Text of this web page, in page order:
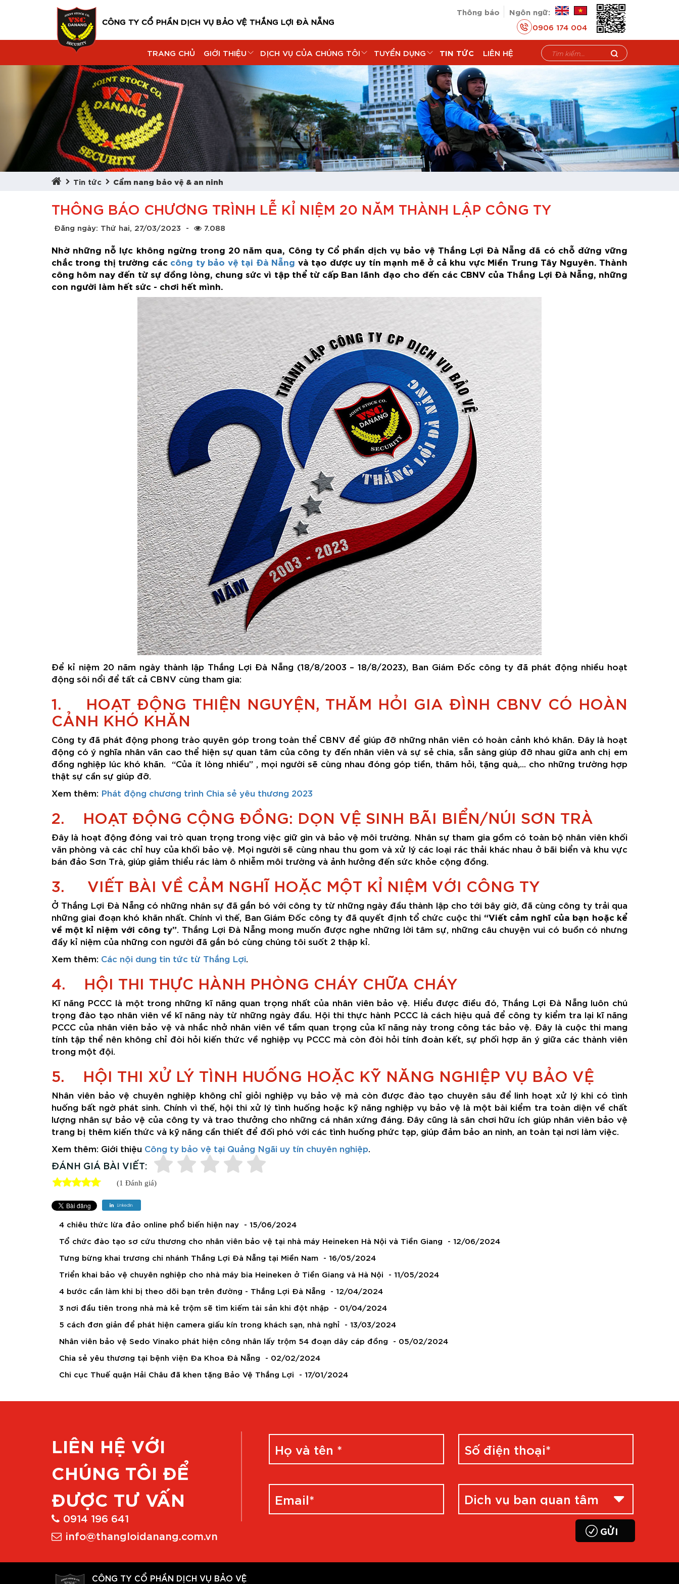
CÔNG TY CỔ PHẦN DỊCH VỤ BẢO VỆ THẮNG LỢI ĐÀ NẴNG
Thông báo Ngôn ngữ:
0906 174 004
TRANG CHỦ GIỚI THIỆU DỊCH VỤ CỦA CHÚNG TÔI TUYỂN DỤNG TIN TỨC LIÊN HỆ
Tin tức Cẩm nang bảo vệ & an ninh
THÔNG BÁO CHƯƠNG TRÌNH LỄ KỈ NIỆM 20 NĂM THÀNH LẬP CÔNG TY
Đăng ngày: Thứ hai, 27/03/2023 - 7.088
Nhờ những nỗ lực không ngừng trong 20 năm qua, Công ty Cổ phần dịch vụ bảo vệ Thắng Lợi Đà Nẵng đã có chỗ đứng vững
chắc trong thị trường các công ty bảo vệ tại Đà Nẵng và tạo được uy tín mạnh mẽ ở cả khu vực Miền Trung Tây Nguyên. Thành
công hôm nay đến từ sự đồng lòng, chung sức vì tập thể từ cấp Ban lãnh đạo cho đến các CBNV của Thắng Lợi Đà Nẵng, những
con người làm hết sức - chơi hết mình.
Để kỉ niệm 20 năm ngày thành lập Thắng Lợi Đà Nẵng (18/8/2003 – 18/8/2023), Ban Giám Đốc công ty đã phát động nhiều hoạt
động sôi nổi để tất cả CBNV cùng tham gia:
1. HOẠT ĐỘNG THIỆN NGUYỆN, THĂM HỎI GIA ĐÌNH CBNV CÓ HOÀN
CẢNH KHÓ KHĂN
Công ty đã phát động phong trào quyên góp trong toàn thể CBNV để giúp đỡ những nhân viên có hoàn cảnh khó khăn. Đây là hoạt
động có ý nghĩa nhân văn cao thể hiện sự quan tâm của công ty đến nhân viên và sự sẻ chia, sẵn sàng giúp đỡ nhau giữa anh chị em
đồng nghiệp lúc khó khăn. “Của ít lòng nhiều” , mọi người sẽ cùng nhau đóng góp tiền, thăm hỏi, tặng quà,... cho những trường hợp
thật sự cần sự giúp đỡ.
Xem thêm: Phát động chương trình Chia sẻ yêu thương 2023
2. HOẠT ĐỘNG CỘNG ĐỒNG: DỌN VỆ SINH BÃI BIỂN/NÚI SƠN TRÀ
Đây là hoạt động đóng vai trò quan trọng trong việc giữ gìn và bảo vệ môi trường. Nhân sự tham gia gồm có toàn bộ nhân viên khối
văn phòng và các chỉ huy của khối bảo vệ. Mọi người sẽ cùng nhau thu gom và xử lý các loại rác thải khác nhau ở bãi biển và khu vực
bán đảo Sơn Trà, giúp giảm thiểu rác làm ô nhiễm môi trường và ảnh hưởng đến sức khỏe cộng đồng.
3. VIẾT BÀI VỀ CẢM NGHĨ HOẶC MỘT KỈ NIỆM VỚI CÔNG TY
Ở Thắng Lợi Đà Nẵng có những nhân sự đã gắn bó với công ty từ những ngày đầu thành lập cho tới bây giờ, đã cùng công ty trải qua
những giai đoạn khó khăn nhất. Chính vì thế, Ban Giám Đốc công ty đã quyết định tổ chức cuộc thi “Viết cảm nghĩ của bạn hoặc kể
về một kỉ niệm với công ty” . Thắng Lợi Đà Nẵng mong muốn được nghe những lời tâm sự, những câu chuyện vui có buồn có nhưng
đầy kỉ niệm của những con người đã gắn bó cùng chúng tôi suốt 2 thập kỉ.
Xem thêm: Các nội dung tin tức từ Thắng Lợi
4. HỘI THI THỰC HÀNH PHÒNG CHÁY CHỮA CHÁY
Kĩ năng PCCC là một trong những kĩ năng quan trọng nhất của nhân viên bảo vệ. Hiểu được điều đó, Thắng Lợi Đà Nẵng luôn chú
trọng đào tạo nhân viên về kĩ năng này từ những ngày đầu. Hội thi thực hành PCCC là cách hiệu quả để công ty kiểm tra lại kĩ năng
PCCC của nhân viên bảo vệ và nhắc nhở nhân viên về tầm quan trọng của kĩ năng này trong công tác bảo vệ. Đây là cuộc thi mang
tính tập thể nên không chỉ đòi hỏi kiến thức về nghiệp vụ PCCC mà còn đòi hỏi tính đoàn kết, sự phối hợp ăn ý giữa các thành viên
trong một đội.
5. HỘI THI XỬ LÝ TÌNH HUỐNG HOẶC KỸ NĂNG NGHIỆP VỤ BẢO VỆ
Nhân viên bảo vệ chuyên nghiệp không chỉ giỏi nghiệp vụ bảo vệ mà còn được đào tạo chuyên sâu để linh hoạt xử lý khi có tình
huống bất ngờ phát sinh. Chính vì thế, hội thi xử lý tình huống hoặc kỹ năng nghiệp vụ bảo vệ là một bài kiểm tra toàn diện về chất
lượng nhân sự bảo vệ của công ty và trao thưởng cho những cá nhân xứng đáng. Đây cũng là sân chơi hữu ích giúp nhân viên bảo vệ
trang bị thêm kiến thức và kỹ năng cần thiết để đối phó với các tình huống phức tạp, giúp đảm bảo an ninh, an toàn tại nơi làm việc.
Xem thêm: Giới thiệu Công ty bảo vệ tại Quảng Ngãi uy tín chuyên nghiệp
ĐÁNH GIÁ BÀI VIẾT:
(1 Đánh giá)
4 chiêu thức lừa đảo online phổ biến hiện nay - 15/06/2024
Tổ chức đào tạo sơ cứu thương cho nhân viên bảo vệ tại nhà máy Heineken Hà Nội và Tiền Giang - 12/06/2024
Tưng bừng khai trương chi nhánh Thắng Lợi Đà Nẵng tại Miền Nam - 16/05/2024
Triển khai bảo vệ chuyên nghiệp cho nhà máy bia Heineken ở Tiền Giang và Hà Nội - 11/05/2024
4 bước cần làm khi bị theo dõi bạn trên đường - Thắng Lợi Đà Nẵng - 12/04/2024
3 nơi đầu tiên trong nhà mà kẻ trộm sẽ tìm kiếm tài sản khi đột nhập - 01/04/2024
5 cách đơn giản để phát hiện camera giấu kín trong khách sạn, nhà nghỉ - 13/03/2024
Nhân viên bảo vệ Sedo Vinako phát hiện công nhân lấy trộm 54 đoạn dây cáp đồng - 05/02/2024
Chia sẻ yêu thương tại bệnh viện Đa Khoa Đà Nẵng - 02/02/2024
Chi cục Thuế quận Hải Châu đã khen tặng Bảo Vệ Thắng Lợi - 17/01/2024
LIÊN HỆ VỚI
CHÚNG TÔI ĐỂ
ĐƯỢC TƯ VẤN
0914 196 641
info@thangloidanang.com.vn
CÔNG TY CỔ PHẦN DỊCH VỤ BẢO VỆ